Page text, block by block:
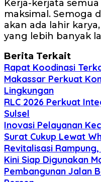
Kerja-kerjata
maksimal. Semoga
akan ada lahir
yang lebih banyak
Berita Terkait
Rapat Koodinasi
Makassar Perkuat
Lingkungan
RLC 2026 Perkuat
Sulsel
Inovasi Pelayanan
Surat Cukup Lewat
Revitalisasi
Kini Siap Digunakan
Pembangunan Jalan